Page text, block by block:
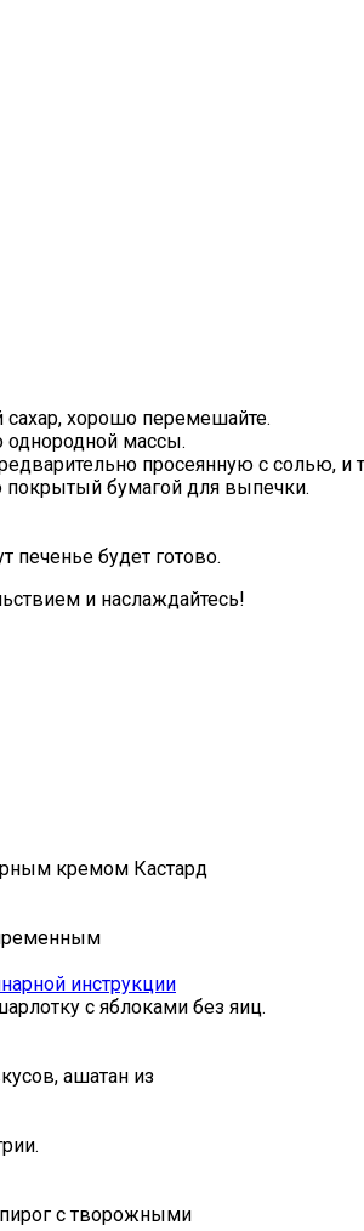
хорошо перемешайте.
однородной массы.
просеянную с солью, и
покрытый бумагой для выпечки.
печенье будет готово.
и наслаждайтесь!
кремом Кастард
инструкции
с яблоками без яиц.
ашатан из
с творожными